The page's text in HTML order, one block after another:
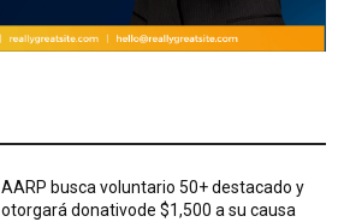
AARP busca voluntario 50+ destacado y
otorgará donativode $1,500 a su causa